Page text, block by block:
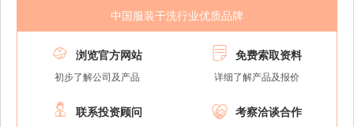
中国服装干洗行业优质品牌
 浏览官方网站
初步了解公司及产品
 免费索取资料
详细了解产品及报价
 联系投资顾问  考察洽谈合作